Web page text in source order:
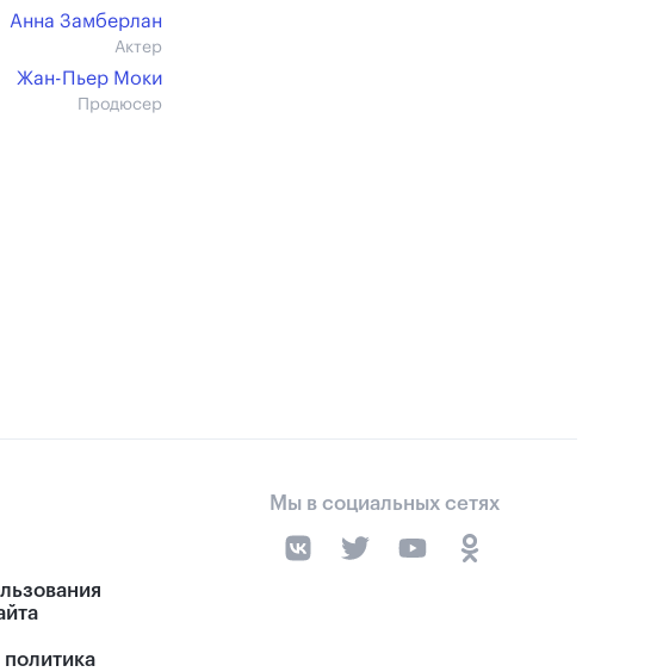
Анна Замберлан
Актер
Жан-Пьер Моки
Продюсер
политика
Мы в социальных сетях